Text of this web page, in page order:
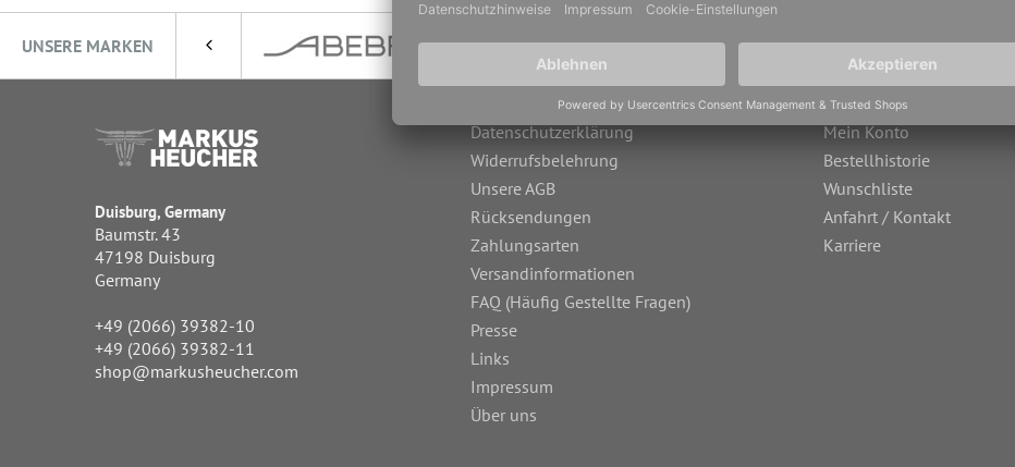
UNSERE MARKEN
Duisburg, Germany
Baumstr. 43
47198 Duisburg
Germany
+49 (2066) 39382-10
+49 (2066) 39382-11
shop@markusheucher.com
Datenschutzerklärung
Widerrufsbelehrung
Unsere AGB
Rücksendungen
Zahlungsarten
Versandinformationen
FAQ (Häufig Gestellte Fragen)
Presse
Links
Impressum
Über uns
Mein Konto
Bestellhistorie
Wunschliste
Anfahrt / Kontakt
Karriere